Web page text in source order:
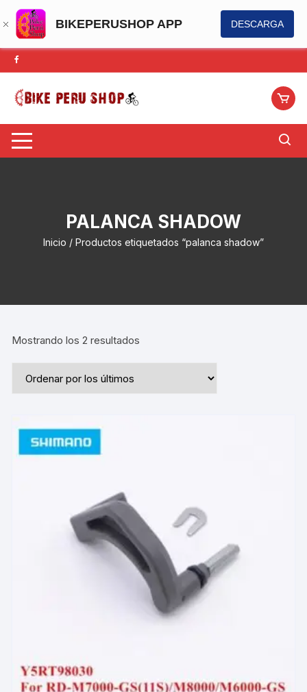
BIKEPERUSHOP APP DESCARGA
Saltar
al
contenido
PALANCA SHADOW
Inicio / Productos etiquetados “palanca shadow”
Mostrando los 2 resultados